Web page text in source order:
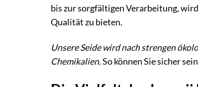
bis zur sorgfältigen Verarbeitung,
Qualität zu bieten.
Unsere Seide wird nach strengen
Chemikalien.So können Sie sicher